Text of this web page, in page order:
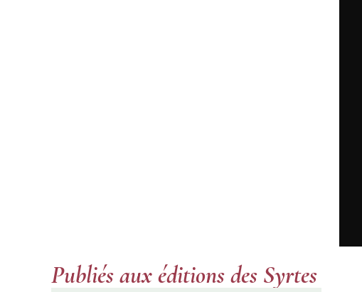
Publiés aux éditions des Syrtes